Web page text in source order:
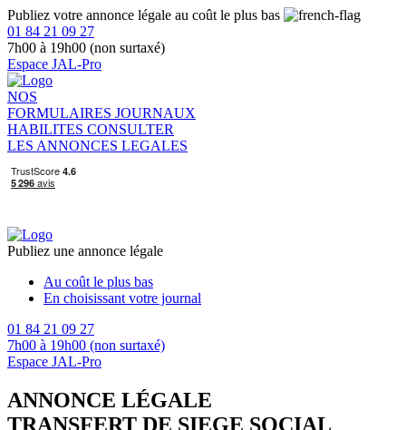
Publiez votre annonce légale au coût le plus bas
01 84 21 09 27
7h00 à 19h00 (non surtaxé)
Espace JAL-Pro
NOS
FORMULAIRES JOURNAUX
HABILITES CONSULTER
LES ANNONCES LEGALES
Publiez une annonce légale
Au coût le plus bas
En choisissant votre journal
01 84 21 09 27
7h00 à 19h00 (non surtaxé)
Espace JAL-Pro
ANNONCE LÉGALE
TRANSFERT DE SIEGE SOCIAL